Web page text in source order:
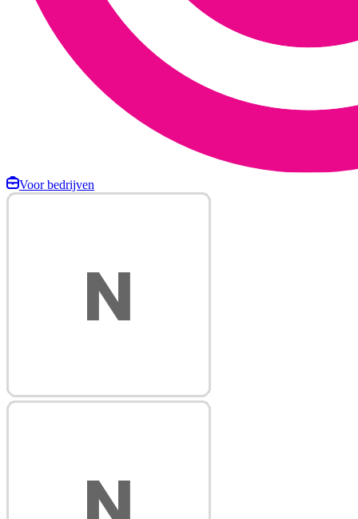
Voor bedrijven